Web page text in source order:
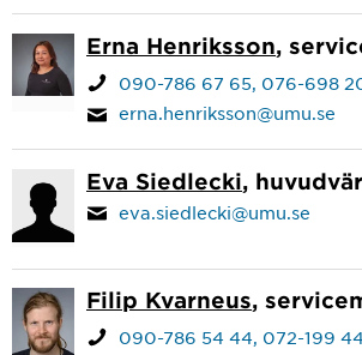
Erna Henriksson,
090-786 67 65 076-698
erna.henriksson@umu.se
Eva Siedlecki,
eva.siedlecki@umu.se
Filip Kvarneus,
090-786 54 44 072-199